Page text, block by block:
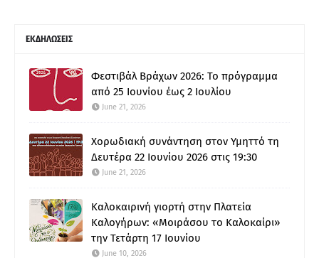
ΕΚΔΗΛΩΣΕΙΣ
Φεστιβάλ Βράχων 2026: Το πρόγραμμα
από 25 Ιουνίου έως 2 Ιουλίου
June 21, 2026
Χορωδιακή συνάντηση στον Υμηττό τη
Δευτέρα 22 Ιουνίου 2026 στις 19:30
June 21, 2026
Καλοκαιρινή γιορτή στην Πλατεία
Καλογήρων: «Μοιράσου το Καλοκαίρι»
την Τετάρτη 17 Ιουνίου
June 10, 2026